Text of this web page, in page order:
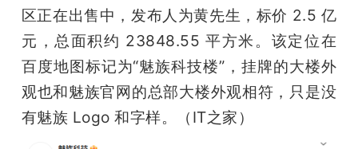
区正在出售中，发布人为黄先生，标价 2.5 亿
元，总面积约 23848.55 平方米。该定位在
百度地图标记为“魅族科技楼”，挂牌的大楼外
观也和魅族官网的总部大楼外观相符，只是没
有魅族 Logo 和字样。（IT之家）